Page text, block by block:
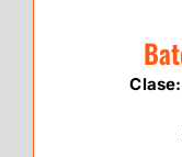
Clase: